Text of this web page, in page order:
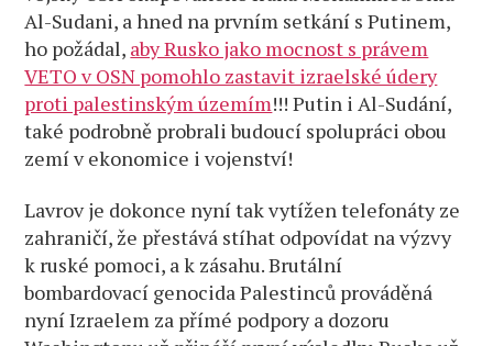
Al-Sudani, a hned na prvním setkání s Putinem,
ho požádal, aby Rusko jako mocnost s právem
VETO v OSN pomohlo zastavit izraelské údery
proti palestinským územím!!! Putin i Al-Sudání,
také podrobně probrali budoucí spolupráci obou
zemí v ekonomice i vojenství!
Lavrov je dokonce nyní tak vytížen telefonáty ze
zahraničí, že přestává stíhat odpovídat na výzvy
k ruské pomoci, a k zásahu. Brutální
bombardovací genocida Palestinců prováděná
nyní Izraelem za přímé podpory a dozoru